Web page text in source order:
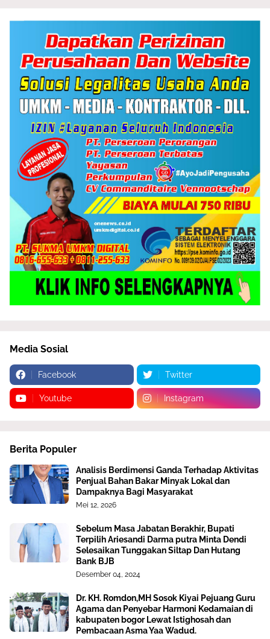
Media Sosial
Facebook Twitter
Youtube Instagram
Berita Populer
Analisis Berdimensi Ganda Terhadap Aktivitas
Penjual Bahan Bakar Minyak Lokal dan
Dampaknya Bagi Masyarakat
Mei 12, 2026
Sebelum Masa Jabatan Berakhir, Bupati
Terpilih Ariesandi Darma putra Minta Dendi
Selesaikan Tunggakan Siltap Dan Hutang
Bank BJB
Desember 04, 2024
Dr. KH. Romdon,MH Sosok Kiyai Pejuang Guru
Agama dan Penyebar Harmoni Kedamaian di
kabupaten bogor Lewat Istighosah dan
Pembacaan Asma Yaa Wadud.